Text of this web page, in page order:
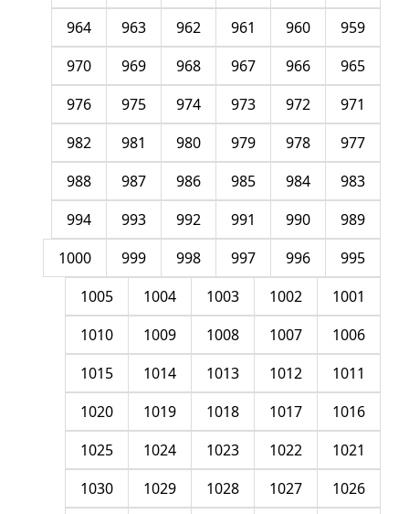
959
960
961
962
963
964
965
966
967
968
969
970
971
972
973
974
975
976
977
978
979
980
981
982
983
984
985
986
987
988
989
990
991
992
993
994
995
996
997
998
999
1000
1001
1002
1003
1004
1005
1006
1007
1008
1009
1010
1011
1012
1013
1014
1015
1016
1017
1018
1019
1020
1021
1022
1023
1024
1025
1026
1027
1028
1029
1030